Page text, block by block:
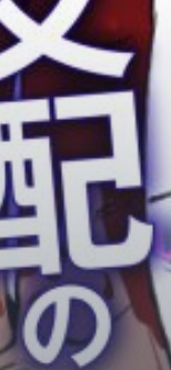
Xuyên Không
Shounen
Cổ Đại
Mystery
Webtoon
Horror
Chuyển Sinh
Psychological
Martial Arts